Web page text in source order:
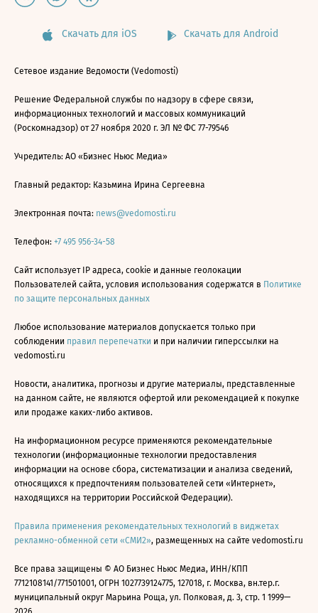
Скачать для iOS Скачать для Android
Сетевое издание Ведомости (Vedomosti)
Решение Федеральной службы по надзору в сфере связи,
информационных технологий и массовых коммуникаций
(Роскомнадзор) от 27 ноября 2020 г. ЭЛ № ФС 77-79546
Учредитель: АО «Бизнес Ньюс Медиа»
Главный редактор: Казьмина Ирина Сергеевна
Электронная почта: news@vedomosti.ru
Телефон: +7 495 956-34-58
Сайт использует IP адреса, cookie и данные геолокации
Пользователей сайта, условия использования содержатся в Политике
по защите персональных данных
Любое использование материалов допускается только при
соблюдении правил перепечатки и при наличии гиперссылки на
vedomosti.ru
Новости, аналитика, прогнозы и другие материалы, представленные
на данном сайте, не являются офертой или рекомендацией к покупке
или продаже каких-либо активов.
На информационном ресурсе применяются рекомендательные
технологии (информационные технологии предоставления
информации на основе сбора, систематизации и анализа сведений,
относящихся к предпочтениям пользователей сети «Интернет»,
находящихся на территории Российской Федерации).
Правила применения рекомендательных технологий в виджетах
рекламно-обменной сети «СМИ2», размещенных на сайте vedomosti.ru
Все права защищены © АО Бизнес Ньюс Медиа, ИНН/КПП
7712108141/771501001, ОГРН 1027739124775, 127018, г. Москва, вн.тер.г.
муниципальный округ Марьина Роща, ул. Полковая, д. 3, стр. 1 1999—